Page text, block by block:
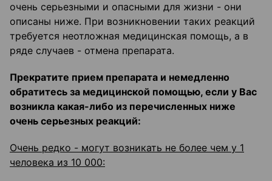
очень серьезными и опасными для жизни - они
описаны ниже. При возникновении таких реакций
требуется неотложная медицинская помощь, а в
ряде случаев - отмена препарата.
Прекратите прием препарата и немедленно
обратитесь за медицинской помощью, если у Вас
возникла какая-либо из перечисленных ниже
очень серьезных реакций:
Очень редко - могут возникать не более чем у 1
человека из 10 000: